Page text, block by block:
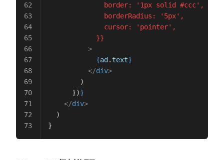
              border: '1px solid #ccc',
              borderRadius: '5px',
              cursor: 'pointer',
            }}
          >
            {
ad .text}
          </
div>
        )
      })
}
    </
div>
  )
}